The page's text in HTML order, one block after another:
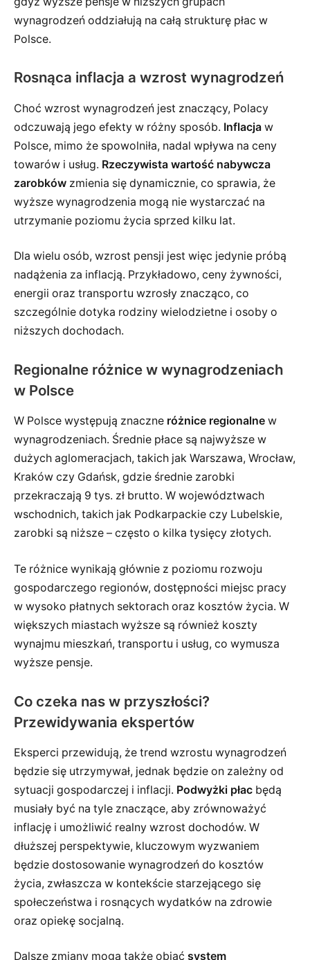
wynagrodzeń oddziałują na całą strukturę płac w
Polsce.
Rosnąca inflacja a wzrost wynagrodzeń
Choć wzrost wynagrodzeń jest znaczący, Polacy
odczuwają jego efekty w różny sposób. Inflacja w
Polsce, mimo że spowolniła, nadal wpływa na ceny
towarów i usług. Rzeczywista wartość nabywcza
zarobków zmienia się dynamicznie, co sprawia, że
wyższe wynagrodzenia mogą nie wystarczać na
utrzymanie poziomu życia sprzed kilku lat.
Dla wielu osób, wzrost pensji jest więc jedynie próbą
nadążenia za inflacją. Przykładowo, ceny żywności,
energii oraz transportu wzrosły znacząco, co
szczególnie dotyka rodziny wielodzietne i osoby o
niższych dochodach.
Regionalne różnice w wynagrodzeniach
w Polsce
W Polsce występują znaczne różnice regionalne w
wynagrodzeniach. Średnie płace są najwyższe w
dużych aglomeracjach, takich jak Warszawa, Wrocław,
Kraków czy Gdańsk, gdzie średnie zarobki
przekraczają 9 tys. zł brutto. W województwach
wschodnich, takich jak Podkarpackie czy Lubelskie,
zarobki są niższe – często o kilka tysięcy złotych.
Te różnice wynikają głównie z poziomu rozwoju
gospodarczego regionów, dostępności miejsc pracy
w wysoko płatnych sektorach oraz kosztów życia. W
większych miastach wyższe są również koszty
wynajmu mieszkań, transportu i usług, co wymusza
wyższe pensje.
Co czeka nas w przyszłości?
Przewidywania ekspertów
Eksperci przewidują, że trend wzrostu wynagrodzeń
będzie się utrzymywał, jednak będzie on zależny od
sytuacji gospodarczej i inflacji. Podwyżki płac będą
musiały być na tyle znaczące, aby zrównoważyć
inflację i umożliwić realny wzrost dochodów. W
dłuższej perspektywie, kluczowym wyzwaniem
będzie dostosowanie wynagrodzeń do kosztów
życia, zwłaszcza w kontekście starzejącego się
społeczeństwa i rosnących wydatków na zdrowie
oraz opiekę socjalną.
Dalsze zmiany mogą także objąć system